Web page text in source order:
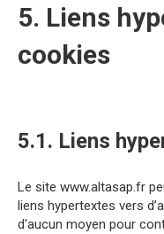
5. Liens
cookies
5.1. Liens
Le site www.altasap.fr
liens hypertextes vers
d'aucun moyen pour